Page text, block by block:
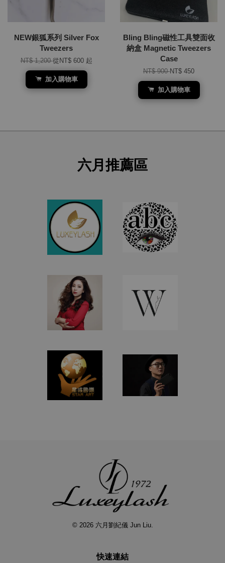
NEW銀狐系列 Silver Fox
Tweezers
NT$ 1,200從 NT$ 600 起
加入購物車
Bling Bling磁性工具雙面收
納盒 Magnetic Tweezers
Case
NT$ 900NT$ 450
加入購物車
六月推薦區
© 2026 六月劉紀儀 Jun Liu.
快速連結